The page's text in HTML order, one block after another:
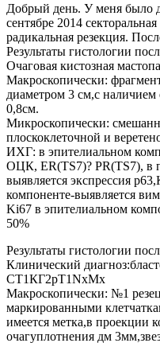
Добрый день. У меня было
сентябре 2014
радикальная резекция.
Результаты гистологии
Очаговая кистозная
Макроскопически:
диаметром 3 см,с наличием
0,8см.
Микроскопически:
плоскоклеточной и
ИХГ: в эпителиальном
ОЦК, ЕR(TS7)? PR(TS7), в
выявляется экспрессия
компоненте-выявляется
Ki67 в эпителиальном
50%
Результаты гистологии
Клинический
СТ1КГ2рТ1NxMx
Макроскопически: №1
маркированными
имеется метка,в проекции
очагуплотнения дм